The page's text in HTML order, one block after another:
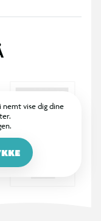
nemt vise dig dine